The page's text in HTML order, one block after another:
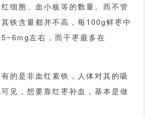
细胞、血小板等的数量。而不管
铁含量都并不高，每100g鲜枣中
左右，而干枣最多在
的是非血红素铁，人体对其的吸
见，想要靠红枣补血，基本是做